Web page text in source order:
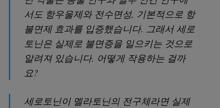
서도 항우울제와 전수면성, 기본적으로 항
불면제 효과를 입증했습니다. 그래서 세로
토닌은 실제로 불면증을 일으키는 것으로
알려져 있습니다. 어떻게 작용하는 걸까
요?
세로토닌이 멜라토닌의 전구체라면 실제